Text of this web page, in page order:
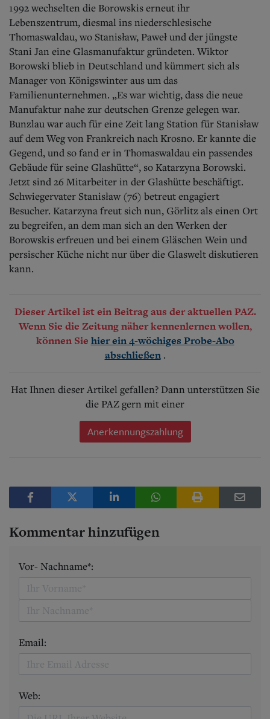
1992 wechselten die Borowskis erneut ihr
Lebenszentrum, diesmal ins niederschlesische
Thomaswaldau, wo Stanisław, Paweł und der jüngste
Stani Jan eine Glasmanufaktur gründeten. Wiktor
Borowski blieb in Deutschland und kümmert sich als
Manager von Königswinter aus um das
Familienunternehmen. „Es war wichtig, dass die neue
Manufaktur nahe zur deutschen Grenze gelegen war.
Bunzlau war auch für eine Zeit lang Station für Stanisław
auf dem Weg von Frankreich nach Krosno. Er kannte die
Gegend, und so fand er in Thomaswaldau ein passendes
Gebäude für seine Glashütte“, so Katarzyna Borowski.
Jetzt sind 26 Mitarbeiter in der Glashütte beschäftigt.
Schwiegervater Stanisław (76) betreut engagiert
Besucher. Katarzyna freut sich nun, Görlitz als einen Ort
zu begreifen, an dem man sich an den Werken der
Borowskis erfreuen und bei einem Gläschen Wein und
persischer Küche nicht nur über die Glaswelt diskutieren
kann.
Dieser Artikel ist ein Beitrag aus der aktuellen PAZ.
Wenn Sie die Zeitung näher kennenlernen wollen,
können Sie hier ein 4-wöchiges Probe-Abo
abschließen .
Hat Ihnen dieser Artikel gefallen? Dann unterstützen Sie
die PAZ gern mit einer
Anerkennungszahlung
Kommentar hinzufügen
Vor- Nachname*:
Email:
Web: